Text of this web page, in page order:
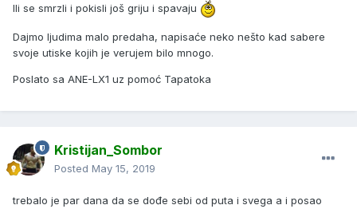
Ili se smrzli i pokisli još griju i spavaju
Dajmo ljudima malo predaha, napisaće neko nešto kad sabere
svoje utiske kojih je verujem bilo mnogo.
Poslato sa ANE-LX1 uz pomoć Tapatoka
Kristijan_Sombor
Posted May 15, 2019
trebalo je par dana da se dođe sebi od puta i svega a i posao